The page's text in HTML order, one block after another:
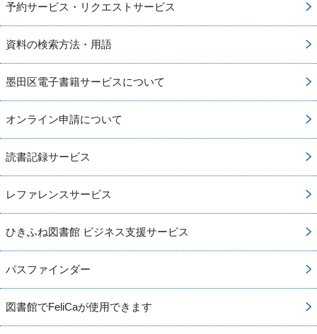
予約サービス・リクエストサービス
資料の検索方法・用語
墨田区電子書籍サービスについて
オンライン申請について
読書記録サービス
レファレンスサービス
ひきふね図書館 ビジネス支援サービス
パスファインダー
図書館でFeliCaが使用できます